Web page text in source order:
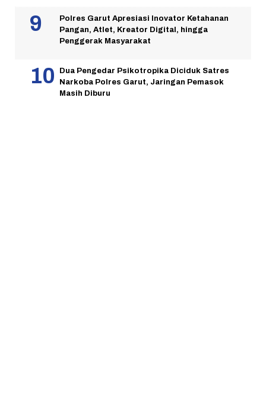
Polres Garut Apresiasi Inovator Ketahanan
Pangan, Atlet, Kreator Digital, hingga
Penggerak Masyarakat
Dua Pengedar Psikotropika Diciduk Satres
Narkoba Polres Garut, Jaringan Pemasok
Masih Diburu